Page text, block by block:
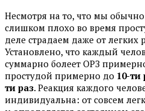
Несмотря на то, что мы обычно
слишком плохо во время
деле страдаем даже от
Установлено, что каждый
суммарно болеет ОРЗ
простудой примерно до 10-ти
ти раз. Реакция каждого
индивидуальна: от совсем